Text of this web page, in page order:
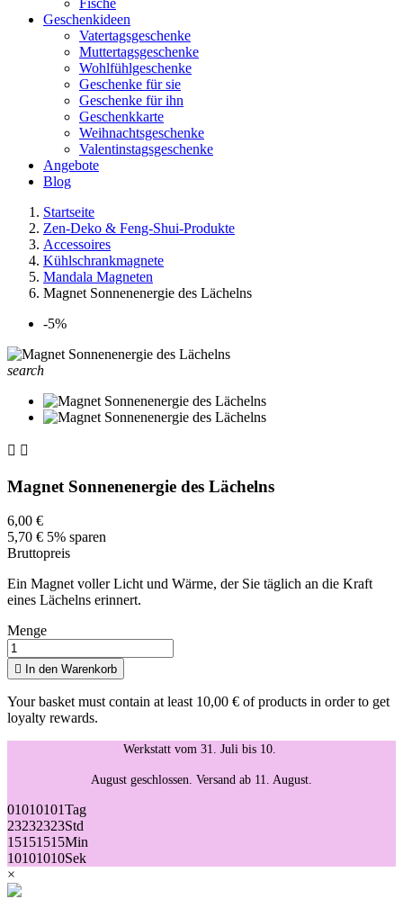
Fische
Geschenkideen
Vatertagsgeschenke
Muttertagsgeschenke
Wohlfühlgeschenke
Geschenke für sie
Geschenke für ihn
Geschenkkarte
Weihnachtsgeschenke
Valentinstagsgeschenke
Angebote
Blog
Startseite
Zen-Deko & Feng-Shui-Produkte
Accessoires
Kühlschrankmagnete
Mandala Magneten
Magnet Sonnenenergie des Lächelns
-5%
search
 
Magnet Sonnenenergie des Lächelns
6,00 €
5,70 € 5% sparen
Bruttopreis
Ein Magnet voller Licht und Wärme, der Sie täglich an die Kraft
eines Lächelns erinnert.
Menge
 In den Warenkorb
Your basket must contain at least 10,00 € of products in order to get
loyalty rewards.
Werkstatt vom 31. Juli bis 10.
August geschlossen. Versand ab 11. August.
01010101Tag
23232323Std
15151515Min
10101010Sek
×